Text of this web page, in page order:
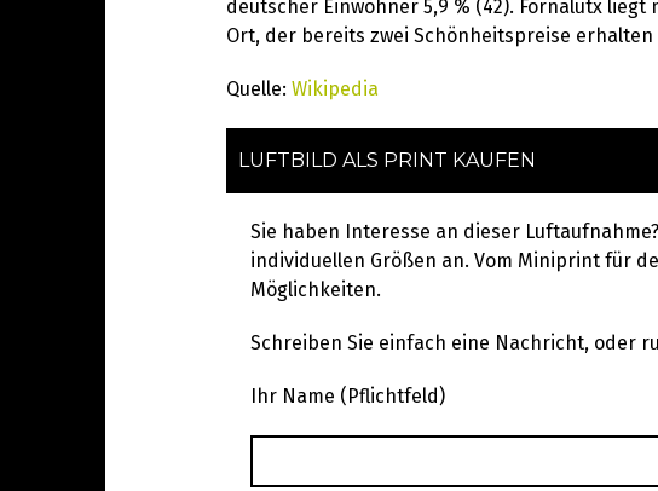
deutscher Einwohner 5,9 % (42). Fornalutx
Ort, der bereits zwei Schönheitspreise
Quelle: Wikipedia
LUFTBILD ALS PRINT KAUFEN
Sie haben Interesse an dieser
individuellen Größen an. Vom Miniprint für
Möglichkeiten.
Schreiben Sie einfach eine Nachricht, oder
Ihr Name (Pflichtfeld)